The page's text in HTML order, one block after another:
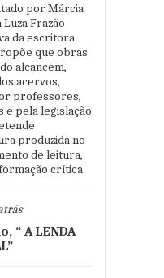
por Márcia
Frazão
da escritora
que obras
alcancem,
acervos,
professores,
e pela legislação
produzida no
de leitura,
crítica.
“ A LENDA